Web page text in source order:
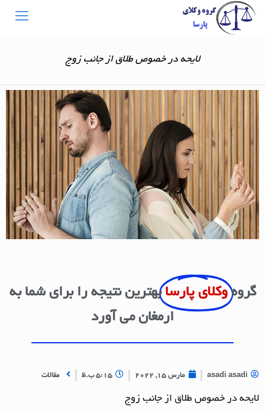
لایحه در خصوص طلاق از جانب زوج
گروه وکلای پارسا بهترین نتیجه را برای شما به
ارمغان می آورد
asadi asadi مارس 15, 2022 5:15 ب.ظ مقالات
لایحه در خصوص طلاق از جانب زوج